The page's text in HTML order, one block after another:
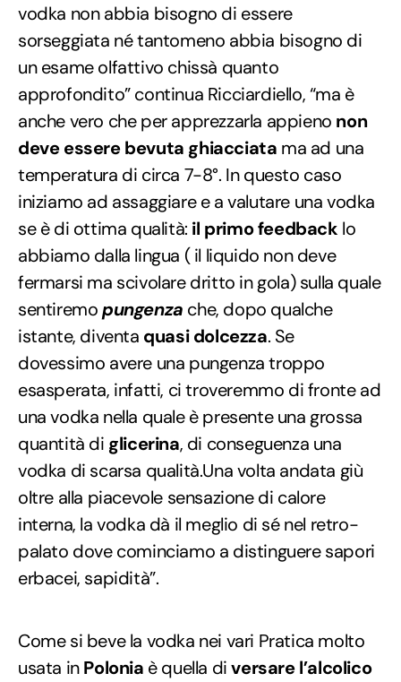
vodka non abbia bisogno di essere
sorseggiata né tantomeno abbia bisogno di
un esame olfattivo chissà quanto
approfondito” continua Ricciardiello, “ma è
anche vero che per apprezzarla appieno non
deve essere bevuta ghiacciata ma ad una
temperatura di circa 7-8°. In questo caso
iniziamo ad assaggiare e a valutare una vodka
se è di ottima qualità: il primo feedback lo
abbiamo dalla lingua ( il liquido non deve
fermarsi ma scivolare dritto in gola) sulla quale
sentiremopungenza che, dopo qualche
istante, diventa quasi dolcezza. Se
dovessimo avere una pungenza troppo
esasperata, infatti, ci troveremmo di fronte ad
una vodka nella quale è presente una grossa
quantità di glicerina, di conseguenza una
vodka di scarsa qualità.Una volta andata giù
oltre alla piacevole sensazione di calore
interna, la vodka dà il meglio di sé nel retro-
palato dove cominciamo a distinguere sapori
erbacei, sapidità”.
Come si beve la vodka nei vari Pratica molto
usata inPolonia è quella diversare l’alcolico